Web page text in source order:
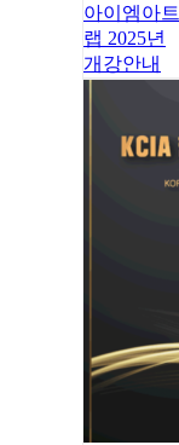
아이엠아트
랩 2025년
개강안내